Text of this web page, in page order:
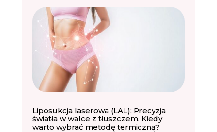
Liposukcja laserowa (LAL): Precyzja
światła w walce z tłuszczem. Kiedy
warto wybrać metodę termiczną?